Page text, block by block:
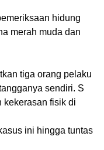
hidung
merah muda dan
tiga orang pelaku
sendiri. S
kekerasan fisik di
ini hingga tuntas